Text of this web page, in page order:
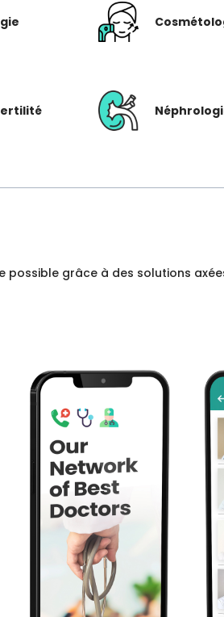
possible grâce à des solutions